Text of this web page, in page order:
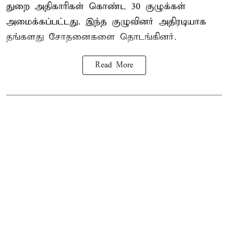
துறை அதிகாரிகள் கொண்ட 30 குழுக்கள்
அமைக்கப்பட்டது. இந்த குழுவினர் அதிரடியாக
தங்களது சோதனைகளை தொடங்கினர்.
Read More